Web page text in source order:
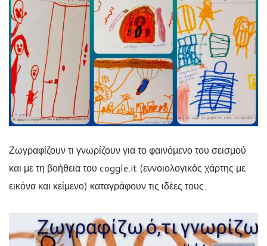
Ζωγραφίζουν τι γνωρίζουν για το φαινόμενο του σεισμού
και με τη βοήθεια του coggle.it (εννοιολογικός χάρτης με
εικόνα και κείμενο) καταγράφουν τις ιδέες τους.